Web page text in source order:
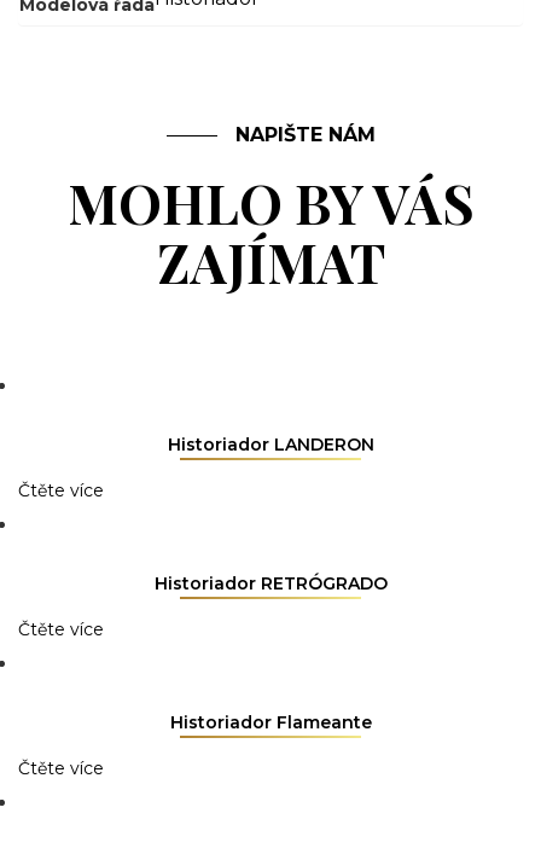
Modelová řada
NAPIŠTE NÁM
MOHLO BY VÁS
ZAJÍMAT
Historiador LANDERON
Čtěte více
Historiador RETRÓGRADO
Čtěte více
Historiador Flameante
Čtěte více